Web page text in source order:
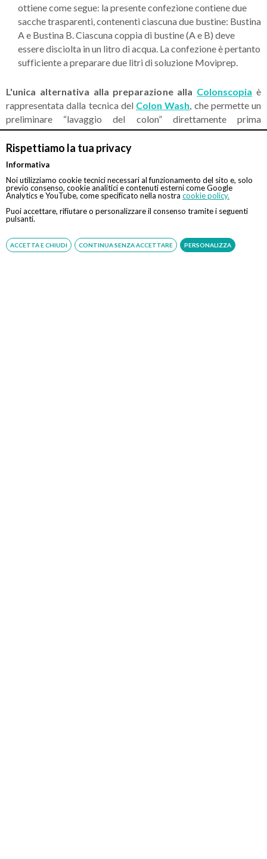
Rispettiamo la tua privacy
Informativa
Noi utilizziamo cookie tecnici necessari al funzionamento del sito e, solo
previo consenso, cookie analitici e contenuti esterni come Google
Analytics e YouTube, come specificato nella nostra cookie policy.
Puoi accettare, rifiutare o personalizzare il consenso tramite i seguenti
pulsanti.
ACCETTA E CHIUDI CONTINUA SENZA ACCETTARE PERSONALIZZA
ottiene come segue: la presente confezione contiene due
sacche trasparenti, contenenti ciascuna due bustine: Bustina
A e Bustina B. Ciascuna coppia di bustine (A e B) deve
essere disciolta in un litro di acqua. La confezione è pertanto
sufficiente a preparare due litri di soluzione Moviprep.
L'unica alternativa alla preparazione alla Colonscopia è
rappresentata dalla tecnica del Colon Wash , che permette un
preliminare “lavaggio del colon” direttamente prima
dell’esame.
Fonte:www.lacolonscopia.it/lassativi-colonscopia
CONTATTI